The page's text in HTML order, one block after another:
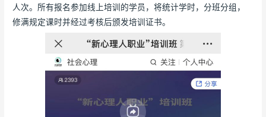
人次。所有报名参加线上培训的学员，将统计学时，分班分组，
修满规定课时并经过考核后颁发培训证书。